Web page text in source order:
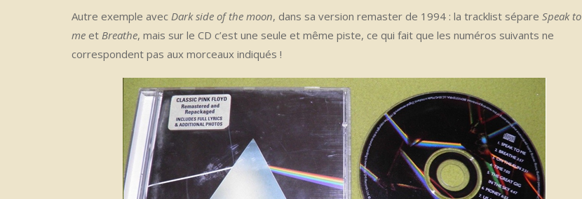
Autre exemple avec Dark side of the moon, dans sa version remaster de 1994 : la tracklist sépare Speak to
me et Breathe, mais sur le CD c’est une seule et même piste, ce qui fait que les numéros suivants ne
correspondent pas aux morceaux indiqués !